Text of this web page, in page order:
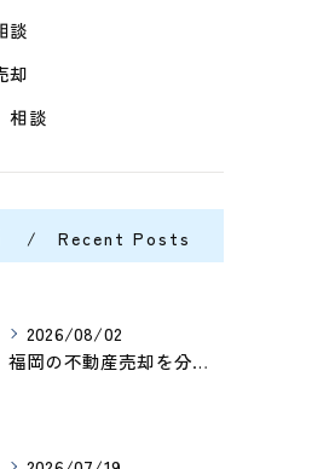
談
却
談
Recent Posts
2026/08/02
福岡の不動産売却を分析する将来価格推移と有利なタイミングの見極め方